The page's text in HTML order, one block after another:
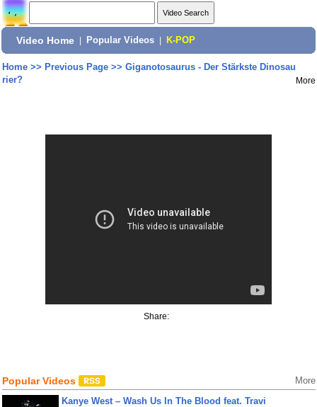
Video Home Popular Videos K-POP
Home>> Previous Page>> Giganotosaurus - Der Stärkste Dinosau
rier?
More
Share:
Popular Videos More
Kanye West – Wash Us In The Blood feat. Travi